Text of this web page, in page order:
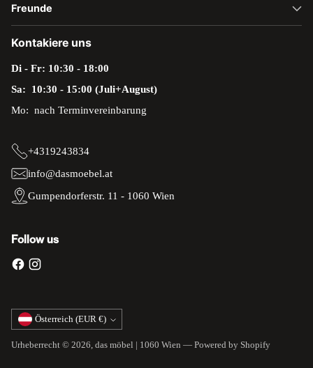
Freunde
Kontakiere uns
Di - Fr: 10:30 - 18:00
Sa: 10:30 - 15:00 (Juli+August)
Mo: nach Terminvereinbarung
+4319243834
info@dasmoebel.at
Gumpendorferstr. 11 - 1060 Wien
Follow us
Währung Österreich (EUR €)
Urheberrecht © 2026, das möbel | 1060 Wien — Powered by Shopify